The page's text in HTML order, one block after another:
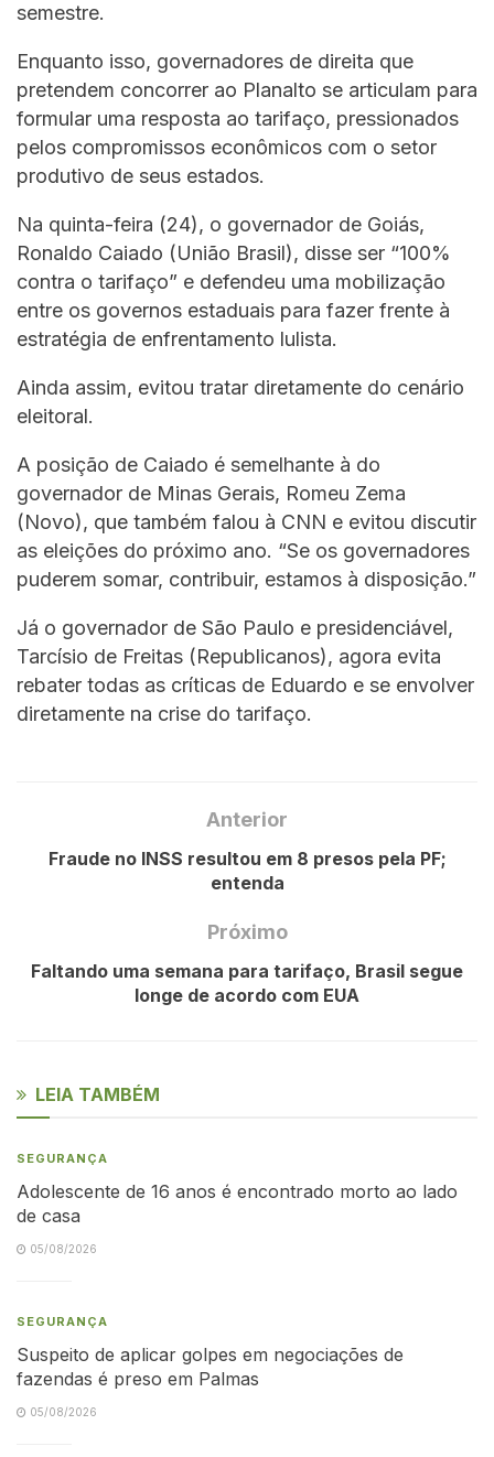
semestre.
Enquanto isso, governadores de direita que
pretendem concorrer ao Planalto se articulam para
formular uma resposta ao tarifaço, pressionados
pelos compromissos econômicos com o setor
produtivo de seus estados.
Na quinta-feira (24), o governador de Goiás,
Ronaldo Caiado (União Brasil), disse ser “100%
contra o tarifaço” e defendeu uma mobilização
entre os governos estaduais para fazer frente à
estratégia de enfrentamento lulista.
Ainda assim, evitou tratar diretamente do cenário
eleitoral.
A posição de Caiado é semelhante à do
governador de Minas Gerais, Romeu Zema
(Novo), que também falou à CNN e evitou discutir
as eleições do próximo ano. “Se os governadores
puderem somar, contribuir, estamos à disposição.”
Já o governador de São Paulo e presidenciável,
Tarcísio de Freitas (Republicanos), agora evita
rebater todas as críticas de Eduardo e se envolver
diretamente na crise do tarifaço.
Anterior
Fraude no INSS resultou em 8 presos pela PF;
entenda
Próximo
Faltando uma semana para tarifaço, Brasil segue
longe de acordo com EUA
LEIA TAMBÉM
SEGURANÇA
Adolescente de 16 anos é encontrado morto ao lado
de casa
05/08/2026
SEGURANÇA
Suspeito de aplicar golpes em negociações de
fazendas é preso em Palmas
05/08/2026